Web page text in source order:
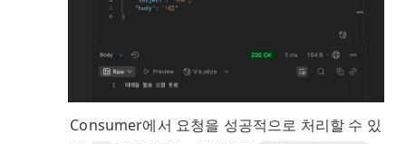
Consumer에서 요청을 성공적으로 처리할 수 있